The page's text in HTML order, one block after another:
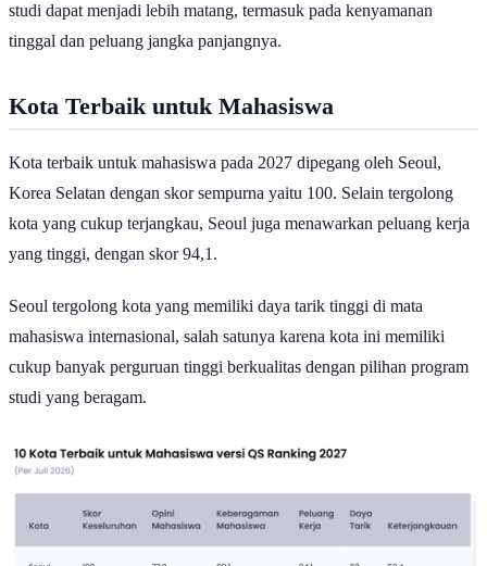
Ilustrasi Mahasiswa Dunia | Artursafronovvvv/Magnific
Beberapa kota di dunia dikenal sebagai lokasi strategis bagi para
mahasiswa untuk melanjutkan studi ke jenjang yang lebih tinggi.
Quacquarelli Symonds (QS) merilis daftar 150 kota di seluruh dunia
pertimbangan pemilihan kota tujuan untuk mahasiswa.
Peringkat ini dapat dijadikan sebagai pertimbangan bagi calon
mahasiswa Indonesia yang berencana melanjutkan studi ke luar
mulai dari peluang kerja, keterjangkauan biaya hidup, kualitas
perguruan tinggi, dan pendapatan mahasiswa sedang aktif berkuliah